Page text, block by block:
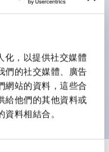
化，以提供社交媒體
們的社交媒體、廣告
網站的資料，這些合
給他們的其他資料或
料相結合。
關最多3c接點。